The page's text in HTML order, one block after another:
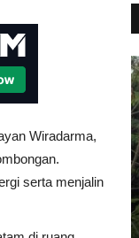
Wiradarma,
serta menjalin